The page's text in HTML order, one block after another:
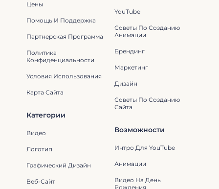
Цены
Помощь И Поддержка
Партнерская Программа
Политика
Конфиденциальности
Условия Использования
Карта Сайта
YouTube
Советы По Созданию
Анимации
Брендинг
Маркетинг
Дизайн
Советы По Созданию
Сайта
Категории
Видео
Логотип
Графический Дизайн
Веб-Сайт
Возможности
Интро Для YouTube
Анимации
Видео На День
Рождения